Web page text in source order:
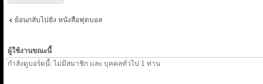
ย้อนกลับไปยัง หนังสือฟุตบอล
ผู้ใช้งานขณะนี้
่กำลังดูบอร์ดนี้: ไม่มีสมาชิก และ บุคคลทั่วไป 1 ท่าน